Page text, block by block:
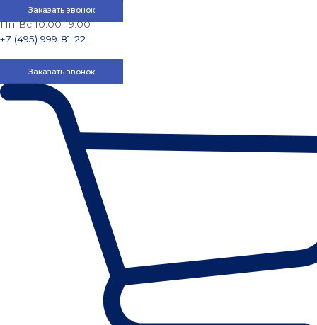
Заказать звонок
Пн-Вс 10:00-19:00
+7 (495) 999-81-22
Заказать звонок